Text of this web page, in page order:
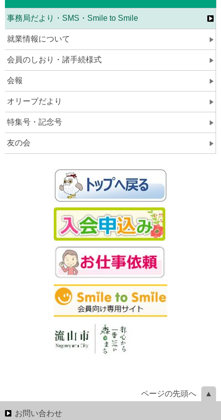
事務局だより・SMS・Smile to Smile
就業情報について
会員のしおり・諸手続様式
会報
オリーブだより
特集号・記念号
友の会
ページの先頭へ
お問い合わせ